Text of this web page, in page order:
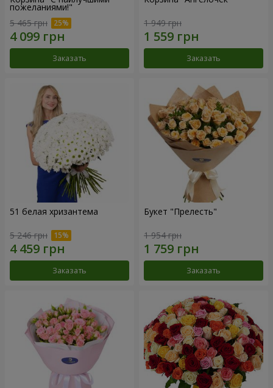
пожеланиями!"
5 465 грн
Заказать
1 949 грн
Заказать
51 белая хризантема
5 246 грн
Заказать
Букет "Прелесть"
1 954 грн
Заказать